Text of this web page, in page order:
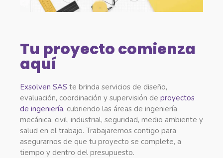
Tu proyecto comienza
aquí
Exsolven SAS te brinda servicios de diseño,
evaluación, coordinación y supervisión de proyectos
de ingeniería, cubriendo las áreas de ingeniería
mecánica, civil, industrial, seguridad, medio ambiente y
salud en el trabajo. Trabajaremos contigo para
asegurarnos de que tu proyecto se complete, a
tiempo y dentro del presupuesto.